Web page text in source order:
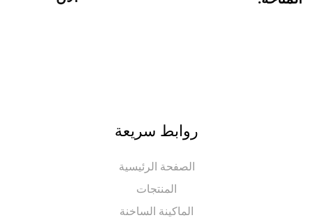
روابط سريعة
الصفحة الرئيسية
المنتجات
الماكينة الساخنة